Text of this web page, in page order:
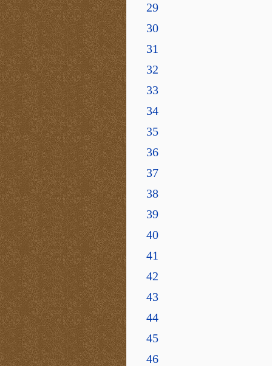
29
30
31
32
33
34
35
36
37
38
39
40
41
42
43
44
45
46